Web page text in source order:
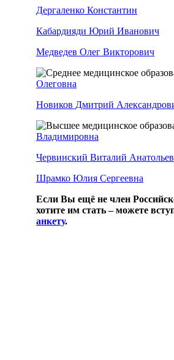
Дергаленко Константин
Кабардияди Юрий Иванович
Медведев Олег Викторович
Олеговна
Новиков Дмитрий
Владимировна
Червинский Виталий
Шрамко Юлия Сергеевна
Если Вы ещё не член
хотите им стать – можете
анкету.